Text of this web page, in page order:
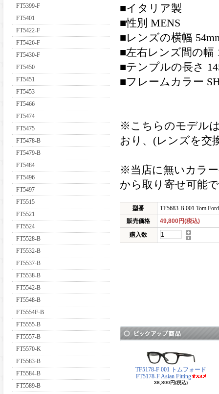
FT5399-F
FT5401
FT5422-F
FT5426-F
FT5430-F
FT5450
FT5451
FT5453
FT5466
FT5474
FT5475
FT5478-B
FT5479-B
FT5484
FT5496
FT5497
FT5515
FT5521
FT5524
FT5528-B
FT5532-B
FT5537-B
FT5538-B
FT5542-B
FT5548-B
FT5554F-B
FT5555-B
FT5557-B
FT5570-K
FT5583-B
FT5584-B
FT5589-B
■イタリア製
■性別 MENS
■レンズの横幅
■左右レンズ間の幅
■テンプルの長さ
■フレームカラー
※こちらのモデル
おり、(レンズを交
※当店に無いカラ
から取り寄せ可能
型番
TF5683-B 001 Tom
販売価格
49,800円(税込)
購入数
TF5178-F 001 トムフォード
FT5178-F Asian Fitting
36,800円(税込)